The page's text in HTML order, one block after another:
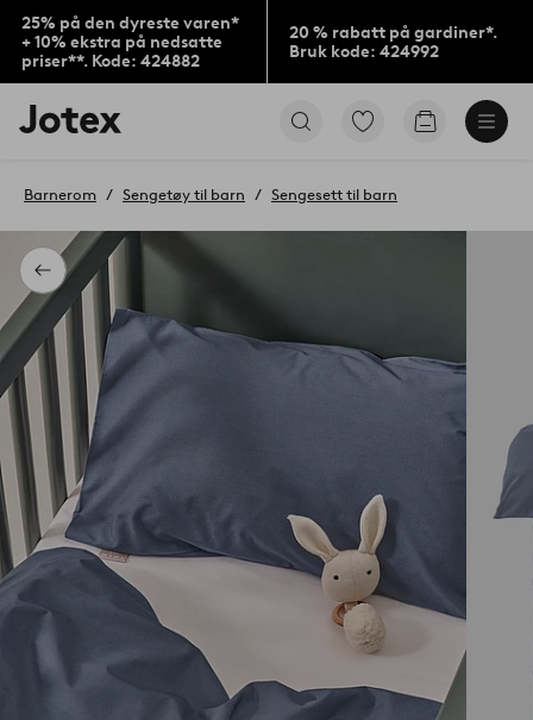
25% på den dyreste varen*
+ 10% ekstra på nedsatte
priser**. Kode: 424882
20 % rabatt på gardiner*.
Bruk kode: 424992
Jotex’
logo
til
Gå
produkter
Gå
Tilbake
Barnerom Sengetøy til barn Sengesett til barn